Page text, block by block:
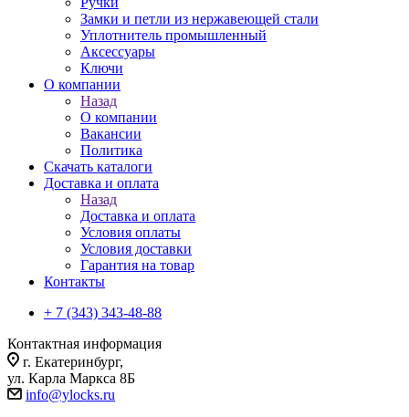
Замки и петли из нержавеющей стали
Уплотнитель промышленный
Аксессуары
Ключи
О компании
Назад
О компании
Вакансии
Политика
Скачать каталоги
Доставка и оплата
Назад
Доставка и оплата
Условия оплаты
Условия доставки
Гарантия на товар
Контакты
+ 7 (343) 343-48-88
Контактная информация
г. Екатеринбург,
ул. Карла Маркса 8Б
info@ylocks.ru